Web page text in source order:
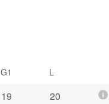
G1 L
19 20